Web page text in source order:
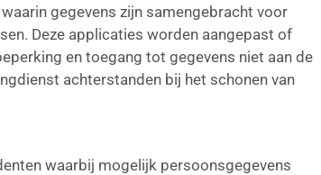
gegevens zijn samengebracht voor
Deze applicaties worden aangepast of
en toegang tot gegevens niet aan de
achterstanden bij het schonen van
waarbij mogelijk persoonsgegevens